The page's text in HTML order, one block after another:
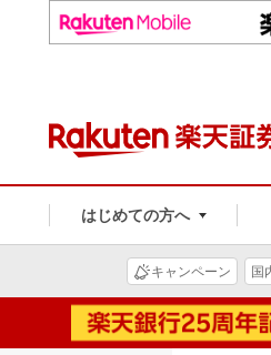
はじめての方へ
キャンペーン 国